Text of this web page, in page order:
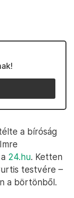
a bíróság
24.hu. Ketten
testvére –
a börtönből.